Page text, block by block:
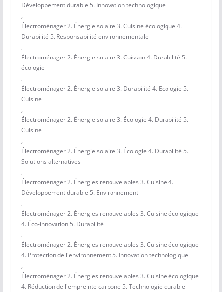
Développement durable 5. Innovation technologique
,
Électroménager 2. Énergie solaire 3. Cuisine écologique 4.
Durabilité 5. Responsabilité environnementale
,
Électroménager 2. Énergie solaire 3. Cuisson 4. Durabilité 5.
écologie
,
Électroménager 2. Énergie solaire 3. Durabilité 4. Ecologie 5.
Cuisine
,
Électroménager 2. Énergie solaire 3. Écologie 4. Durabilité 5.
Cuisine
,
Électroménager 2. Énergie solaire 3. Écologie 4. Durabilité 5.
Solutions alternatives
,
Électroménager 2. Énergies renouvelables 3. Cuisine 4.
Développement durable 5. Environnement
,
Électroménager 2. Énergies renouvelables 3. Cuisine écologique
4. Éco-innovation 5. Durabilité
,
Électroménager 2. Énergies renouvelables 3. Cuisine écologique
4. Protection de l'environnement 5. Innovation technologique
,
Électroménager 2. Énergies renouvelables 3. Cuisine écologique
4. Réduction de l'empreinte carbone 5. Technologie durable